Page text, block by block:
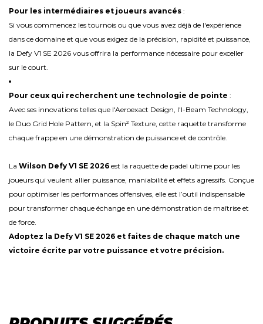
Pour les intermédiaires et joueurs avancés :
Si vous commencez les tournois ou que vous avez déjà de l'expérience
dans ce domaine et que vous exigez de la précision, rapidité et puissance,
la Defy V1 SE 2026 vous offrira la performance nécessaire pour exceller
sur le court.
Pour ceux qui recherchent une technologie de pointe :
Avec ses innovations telles que l'Aeroexact Design, l'I-Beam Technology,
le Duo Grid Hole Pattern, et la Spin² Texture, cette raquette transforme
chaque frappe en une démonstration de puissance et de contrôle.
La Wilson Defy V1 SE 2026 est la raquette de padel ultime pour les
joueurs qui veulent allier puissance, maniabilité et effets agressifs. Conçue
pour optimiser les performances offensives, elle est l’outil indispensable
pour transformer chaque échange en une démonstration de maîtrise et
de force.
Adoptez la Defy V1 SE 2026 et faites de chaque match une
victoire écrite par votre puissance et votre précision.